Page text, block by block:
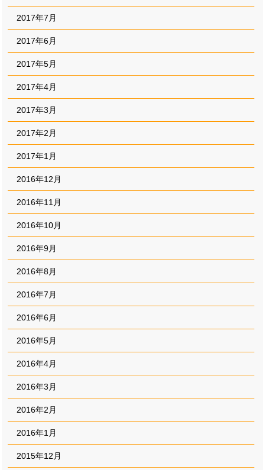
2017年7月
2017年6月
2017年5月
2017年4月
2017年3月
2017年2月
2017年1月
2016年12月
2016年11月
2016年10月
2016年9月
2016年8月
2016年7月
2016年6月
2016年5月
2016年4月
2016年3月
2016年2月
2016年1月
2015年12月